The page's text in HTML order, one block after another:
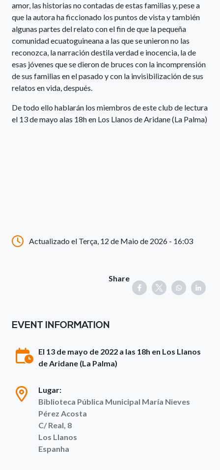
amor, las historias no contadas de estas familias y, pese a
que la autora ha ficcionado los puntos de vista y también
algunas partes del relato con el fin de que la pequeña
comunidad ecuatoguineana a las que se unieron no las
reconozca, la narración destila verdad e inocencia, la de
esas jóvenes que se dieron de bruces con la incomprensión
de sus familias en el pasado y con la invisibilización de sus
relatos en vida, después.
De todo ello hablarán los miembros de este club de lectura
el 13 de mayo alas 18h en Los Llanos de Aridane (La Palma)
Actualizado el Terça, 12 de Maio de 2026 - 16:03
Share
EVENT INFORMATION
El 13 de mayo de 2022 a las 18h en Los Llanos
de Aridane (La Palma)
Lugar:
Biblioteca Pública Municipal María Nieves
Pérez Acosta
C/ Real, 8
Los Llanos
Espanha